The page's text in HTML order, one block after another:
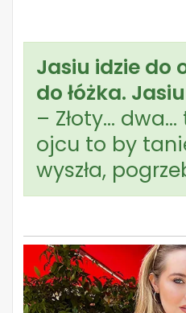
Jasiu idzie do
do łóżka.
– Złoty… dwa…
ojcu to by
wyszła,